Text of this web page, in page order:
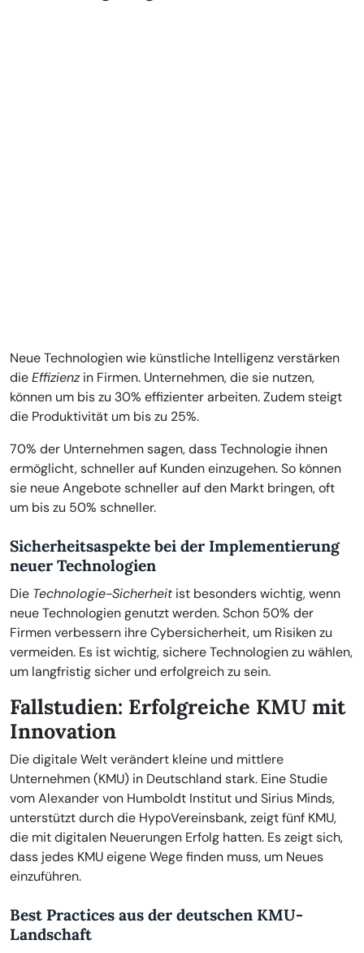
Neue Technologien wie künstliche Intelligenz verstärken
dieEffizienzin Firmen. Unternehmen, die sie nutzen,
können um bis zu 30% effizienter arbeiten. Zudem steigt
die Produktivität um bis zu 25%.
70% der Unternehmen sagen, dass Technologie ihnen
ermöglicht, schneller auf Kunden einzugehen. So können
sie neue Angebote schneller auf den Markt bringen, oft
um bis zu 50% schneller.
Sicherheitsaspekte bei der Implementierung
neuer Technologien
Die Technologie-Sicherheitist besonders wichtig, wenn
neue Technologien genutzt werden. Schon 50% der
Firmen verbessern ihre Cybersicherheit, um Risiken zu
vermeiden. Es ist wichtig, sichere Technologien zu wählen,
um langfristig sicher und erfolgreich zu sein.
Fallstudien: Erfolgreiche KMU mit
Innovation
Die digitale Welt verändert kleine und mittlere
Unternehmen (KMU) in Deutschland stark. Eine Studie
vom Alexander von Humboldt Institut und Sirius Minds,
unterstützt durch die HypoVereinsbank, zeigt fünf KMU,
die mit digitalen Neuerungen Erfolg hatten. Es zeigt sich,
dass jedes KMU eigene Wege finden muss, um Neues
einzuführen.
Best Practices aus der deutschen KMU-
Landschaft